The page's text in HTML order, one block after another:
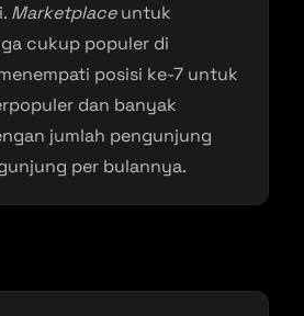
Marketplaceuntuk
cukup populer di
posisi ke-7 untuk
dan banyak
jumlah pengunjung
per bulannya.